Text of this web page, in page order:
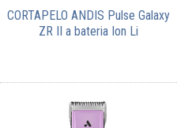
CORTAPELO ANDIS Pulse Galaxy
ZR II a bateria Ion Li